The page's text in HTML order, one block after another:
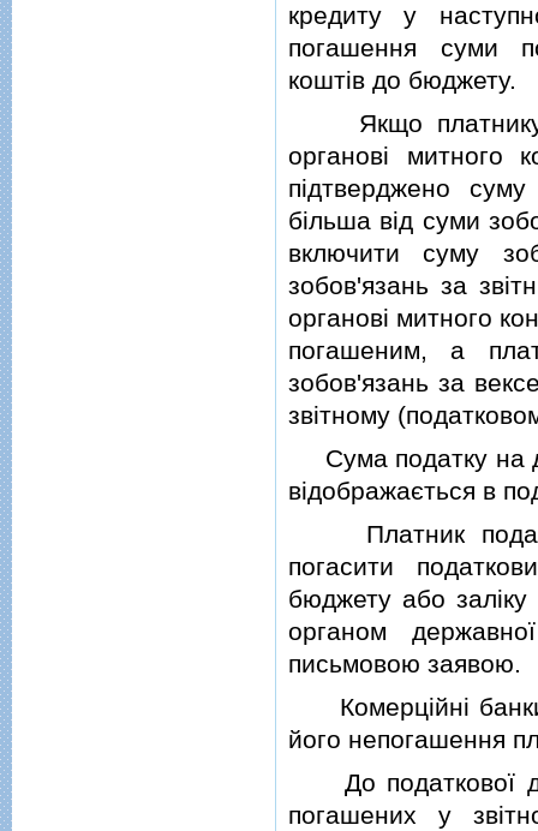
кредиту у
погашення суми
коштiв до бюджету.
Якщо платнику
органовi митного
пiдтверджено
бiльша вiд суми
включити суму
зобов'язань за
органовi митного
погашеним, а
зобов'язань за
звiтному
Сума податку на
вiдображається в
Платник
погасити
бюджету або залiку
органом
письмовою заявою.
Комерцiйнi банки
його непогашення
До податкової
погашених у